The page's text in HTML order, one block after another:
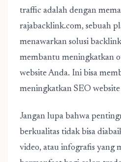
traffic adalah dengan
rajabacklink.com, sebuah
menawarkan solusi
membantu meningkatkan
website Anda. Ini bisa
meningkatkan SEO
Jangan lupa bahwa
berkualitas tidak bisa
video, atau infografis yang